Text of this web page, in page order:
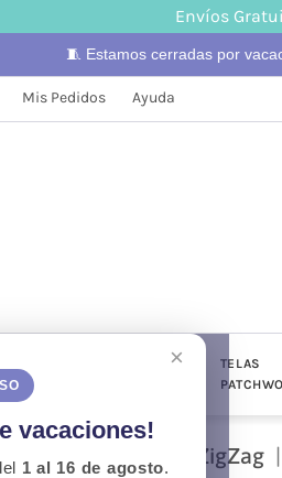
🧵 Estamos cerradas por
Mis Pedidos Ayuda
×
vacaciones!
1 al 16 de agosto.
TELAS
ZigZag
Envíos